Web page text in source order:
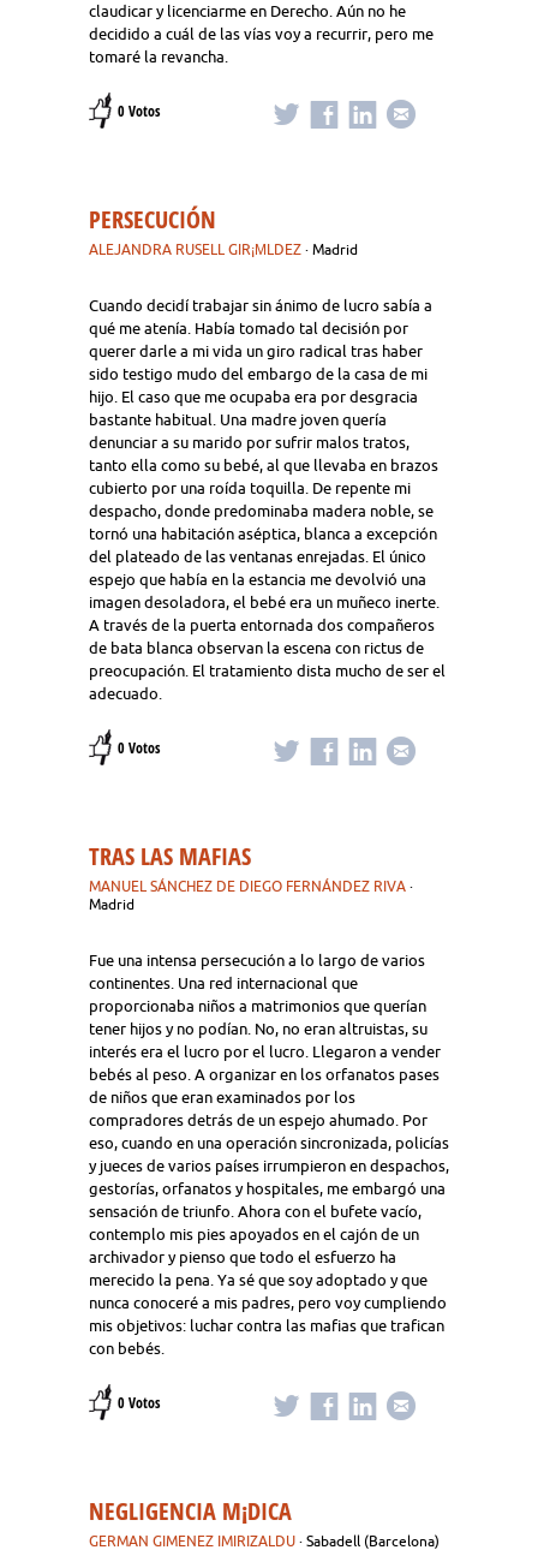
claudicar y licenciarme en Derecho. Aún no he
decidido a cuál de las vías voy a recurrir, pero me
tomaré la revancha.
0 Votos
PERSECUCIÓN
ALEJANDRA RUSELL GIR¡ΜLDEZ · Madrid
Cuando decidí trabajar sin ánimo de lucro sabía a
qué me atenía. Había tomado tal decisión por
querer darle a mi vida un giro radical tras haber
sido testigo mudo del embargo de la casa de mi
hijo. El caso que me ocupaba era por desgracia
bastante habitual. Una madre joven quería
denunciar a su marido por sufrir malos tratos,
tanto ella como su bebé, al que llevaba en brazos
cubierto por una roída toquilla. De repente mi
despacho, donde predominaba madera noble, se
tornó una habitación aséptica, blanca a excepción
del plateado de las ventanas enrejadas. El único
espejo que había en la estancia me devolvió una
imagen desoladora, el bebé era un muñeco inerte.
A través de la puerta entornada dos compañeros
de bata blanca observan la escena con rictus de
preocupación. El tratamiento dista mucho de ser el
adecuado.
0 Votos
TRAS LAS MAFIAS
MANUEL SÁNCHEZ DE DIEGO FERNÁNDEZ RIVA ·
Madrid
Fue una intensa persecución a lo largo de varios
continentes. Una red internacional que
proporcionaba niños a matrimonios que querían
tener hijos y no podían. No, no eran altruistas, su
interés era el lucro por el lucro. Llegaron a vender
bebés al peso. A organizar en los orfanatos pases
de niños que eran examinados por los
compradores detrás de un espejo ahumado. Por
eso, cuando en una operación sincronizada, policías
y jueces de varios países irrumpieron en despachos,
gestorías, orfanatos y hospitales, me embargó una
sensación de triunfo. Ahora con el bufete vacío,
contemplo mis pies apoyados en el cajón de un
archivador y pienso que todo el esfuerzo ha
merecido la pena. Ya sé que soy adoptado y que
nunca conoceré a mis padres, pero voy cumpliendo
mis objetivos: luchar contra las mafias que trafican
con bebés.
0 Votos
NEGLIGENCIA M¡DICA
GERMAN GIMENEZ IMIRIZALDU · Sabadell (Barcelona)